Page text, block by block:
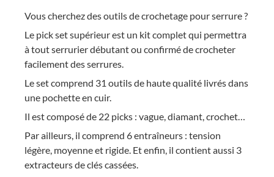
Vous cherchez des outils de crochetage pour serrure ?
Le pick set supérieur est un kit complet qui permettra
à tout serrurier débutant ou confirmé de crocheter
facilement des serrures.
Le set comprend 31 outils de haute qualité livrés dans
une pochette en cuir.
Il est composé de 22 picks : vague, diamant, crochet…
Par ailleurs, il comprend 6 entraîneurs : tension
légère, moyenne et rigide. Et enfin, il contient aussi 3
extracteurs de clés cassées.